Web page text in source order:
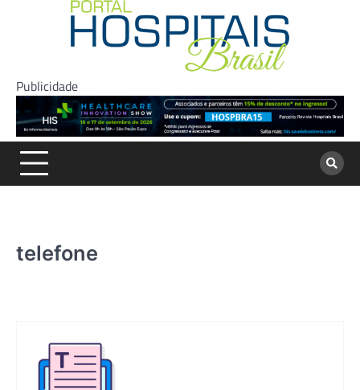
Publicidade
telefone